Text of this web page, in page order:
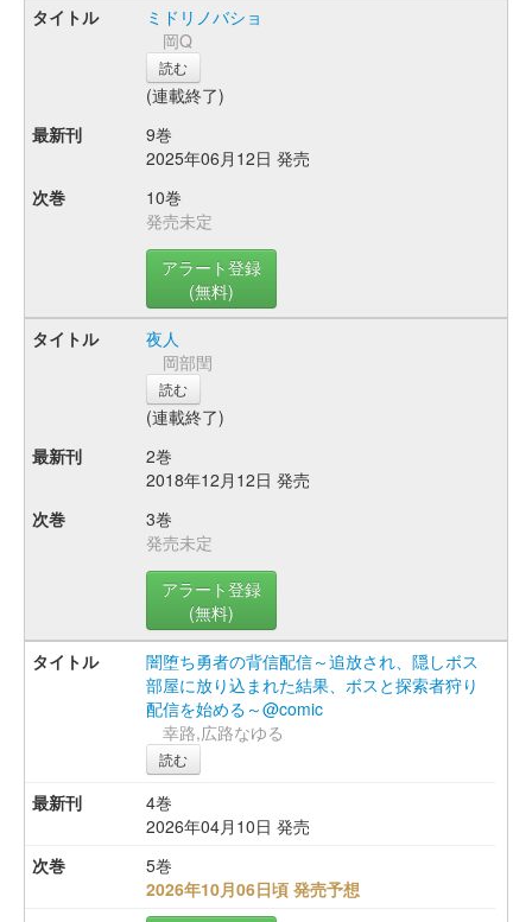
ミドリノバショ
岡Q
読む
(連載終了)
9巻
2025年06月12日 発売
10巻
発売未定
アラート登録
(無料)
夜人
岡部閏
読む
(連載終了)
2巻
2018年12月12日 発売
3巻
発売未定
アラート登録
(無料)
闇堕ち勇者の背信配信～追放され、隠しボス
部屋に放り込まれた結果、ボスと探索者狩り
配信を始める～@comic
幸路,広路なゆる
読む
4巻
2026年04月10日 発売
5巻
2026年10月06日頃 発売予想